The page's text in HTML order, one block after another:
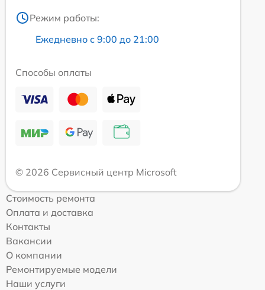
Режим работы:
Ежедневно с 9:00 до 21:00
Способы оплаты
© 2026 Сервисный центр Microsoft
Стоимость ремонта
Оплата и доставка
Контакты
Вакансии
О компании
Ремонтируемые модели
Наши услуги